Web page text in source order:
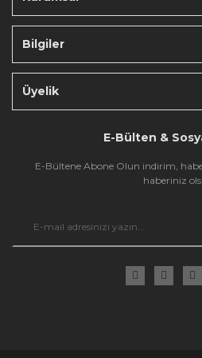
Bilgiler
Üyelik
E-Bülten &
E-Bültene Abone Olun indirim,
haberiniz